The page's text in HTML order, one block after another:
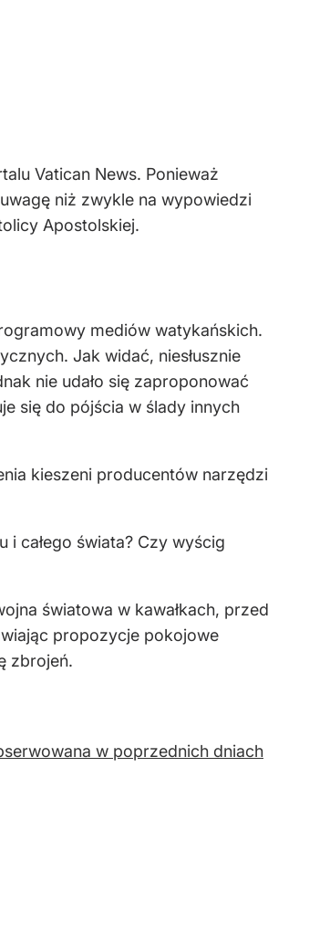
Vatican News. Ponieważ
niż zwykle na wypowiedzi
Apostolskiej.
mediów watykańskich.
Jak widać, niesłusznie
nie udało się zaproponować
się do pójścia w ślady innych
kieszeni producentów narzędzi
całego świata? Czy wyścig
światowa w kawałkach, przed
propozycje pokojowe
zbrojeń.
w poprzednich dniach